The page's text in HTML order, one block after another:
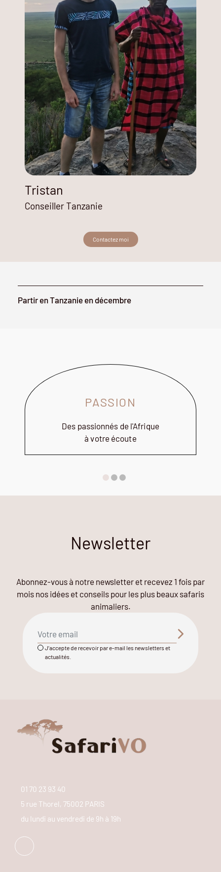
Tristan
Conseiller Tanzanie
Contactez moi
Partir en Tanzanie en décembre
PASSION
Des passionnés de l'Afrique
à votre écoute
Newsletter
Abonnez-vous à notre newsletter et recevez 1 fois par
mois nos idées et conseils pour les plus beaux safaris
animaliers.
J’accepte de recevoir par e-mail les newsletters et
actualités.
01 70 23 93 40
5 rue Thorel, 75002 PARIS
du lundi au vendredi de 9h à 19h